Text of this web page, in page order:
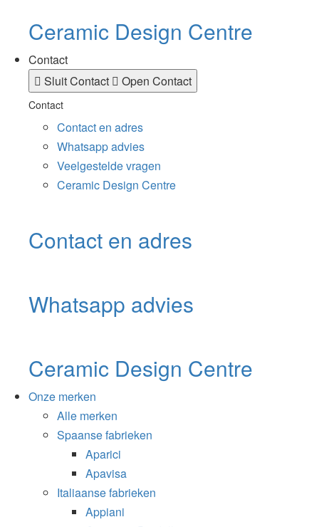
Ceramic Design Centre
Contact
Sluit Contact
Open Contact
Contact
Contact en adres
Whatsapp advies
Veelgestelde vragen
Ceramic Design Centre
Contact en adres
Whatsapp advies
Ceramic Design Centre
Onze merken
Alle merken
Spaanse fabrieken
Aparici
Apavisa
Italiaanse fabrieken
Appiani